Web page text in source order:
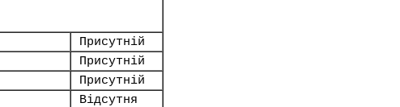
Присутній
Присутній
Присутній
Відсутня